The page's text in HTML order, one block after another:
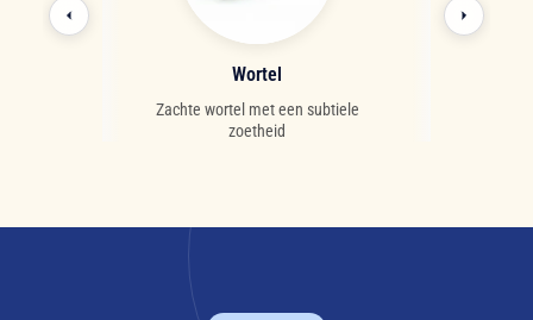
Wortel
Zachte wortel met een subtiele
zoetheid